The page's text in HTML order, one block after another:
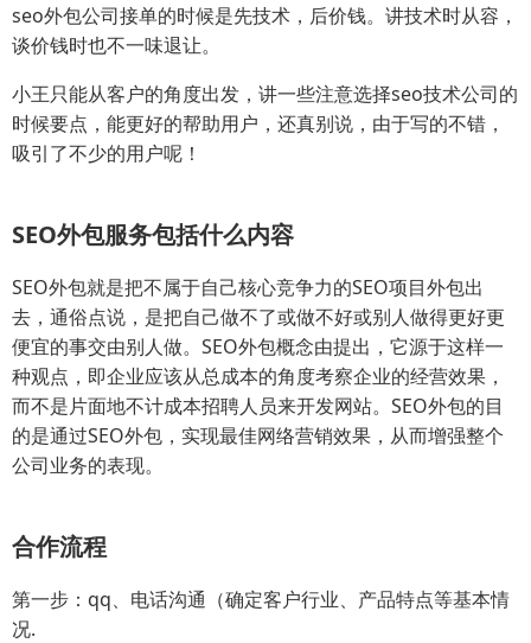
seo外包公司接单的时候是先技术，后价钱。讲技术时从容，
谈价钱时也不一味退让。
小王只能从客户的角度出发，讲一些注意选择seo技术公司的
时候要点，能更好的帮助用户，还真别说，由于写的不错，
吸引了不少的用户呢！
SEO外包服务包括什么内容
SEO外包就是把不属于自己核心竞争力的SEO项目外包出
去，通俗点说，是把自己做不了或做不好或别人做得更好更
便宜的事交由别人做。SEO外包概念由提出，它源于这样一
种观点，即企业应该从总成本的角度考察企业的经营效果，
而不是片面地不计成本招聘人员来开发网站。SEO外包的目
的是通过SEO外包，实现最佳网络营销效果，从而增强整个
公司业务的表现。
合作流程
第一步：qq、电话沟通（确定客户行业、产品特点等基本情
况.